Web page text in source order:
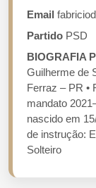
Email
Partido PSD
BIOGRAFIA
Guilherme de
Ferraz – PR •
mandato
nascido em
de instrução:
Solteiro